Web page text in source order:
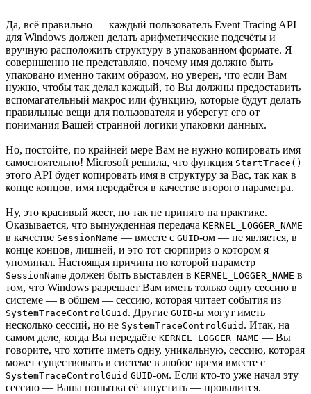
Да, всё правильно — каждый пользователь Event Tracing API
для Windows должен делать арифметические подсчёты и
вручную расположить структуру в упакованном формате. Я
соверншенно не представляю, почему имя должно быть
упаковано именно таким образом, но уверен, что если Вам
нужно, чтобы так делал каждый, то Вы должны предоставить
вспомагательный макрос или функцию, которые будут делать
правильные вещи для пользователя и уберегут его от
понимания Вашей странной логики упаковки данных.
Но, постойте, по крайней мере Вам не нужно копировать имя
самостоятельно! Microsoft решила, что функция StartTrace()
этого API будет копировать имя в структуру за Вас, так как в
конце концов, имя передаётся в качестве второго параметра.
Ну, это красивый жест, но так не принято на практике.
Оказывается, что вынужденная передача KERNEL_LOGGER_NAME
в качестве SessionName — вместе с GUID-ом — не является, в
конце концов, лишней, и это тот сюрпириз о котором я
упоминал. Настоящая причина по которой параметр
SessionName должен быть выставлен в KERNEL_LOGGER_NAME в
том, что Windows разрешает Вам иметь только одну сессию в
системе — в общем — сессию, которая читает события из
SystemTraceControlGuid . Другие GUID-ы могут иметь
несколько сессий, но не SystemTraceControlGuid . Итак, на
самом деле, когда Вы передаёте KERNEL_LOGGER_NAME — Вы
говорите, что хотите иметь одну, уникальную, сессию, которая
может существовать в системе в любое время вместе с
SystemTraceControlGuid GUID-ом. Если кто-то уже начал эту
сессию — Ваша попытка её запустить — провалится.